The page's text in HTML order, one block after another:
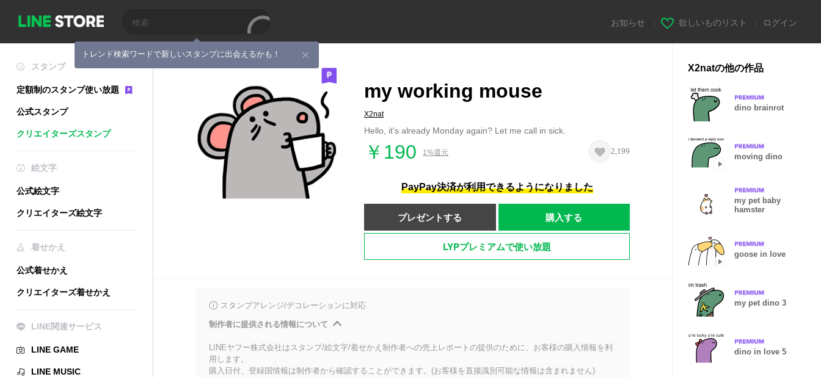
トレンド検索ワードで新しいスタンプに出会えるかも！
お知らせ 欲しいものリスト ログイン
スタンプ
定額制のスタンプ使い放題
公式スタンプ
クリエイターズスタンプ
絵文字
公式絵文字
クリエイターズ絵文字
着せかえ
公式着せかえ
クリエイターズ着せかえ
LINE関連サービス
LINE GAME
LINE MUSIC
my working mouse
X2nat
Hello, it's already Monday again? Let me call in sick.
￥190 1%還元 2,199
PayPay決済が利用できるようになりました
プレゼントする 購入する
LYPプレミアムで使い放題
スタンプアレンジ/デコレーションに対応
制作者に提供される情報について
LINEヤフー株式会社はスタンプ/絵文字/着せかえ制作者への売上レポートの提供のために、お客様の購入情報を利
用します。
購入日付、登録国情報は制作者から確認することができます。(お客様を直接識別可能な情報は含まれません)
X2natの他の作品
dino brainrot
moving dino
my pet baby
hamster
goose in love
my pet dino 3
dino in love 5